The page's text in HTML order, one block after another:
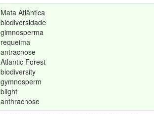
Mata Atlântica
biodiversidade
gimnosperma
requeima
antracnose
Atlantic Forest
biodiversity
gymnosperm
blight
anthracnose